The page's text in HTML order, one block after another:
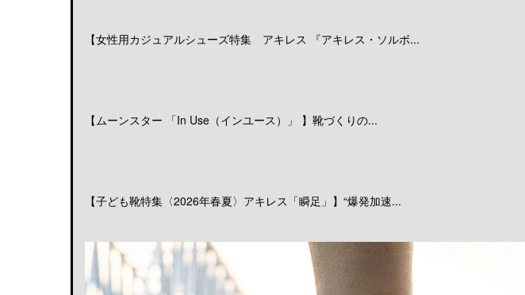
【女性用カジュアルシューズ特集 アキレス 『アキレス・ソルボ...
【ムーンスター 「In Use（インユース）」 】靴づくりの...
【子ども靴特集〈2026年春夏〉アキレス「瞬足」】“爆発加速...